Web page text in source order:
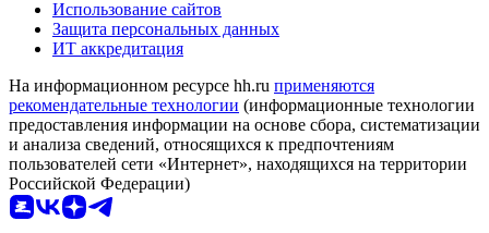
Использование сайтов
Защита персональных данных
ИТ аккредитация
На информационном ресурсе hh.ru применяются
рекомендательные технологии (информационные технологии
предоставления информации на основе сбора, систематизации
и анализа сведений, относящихся к предпочтениям
пользователей сети «Интернет», находящихся на территории
Российской Федерации)